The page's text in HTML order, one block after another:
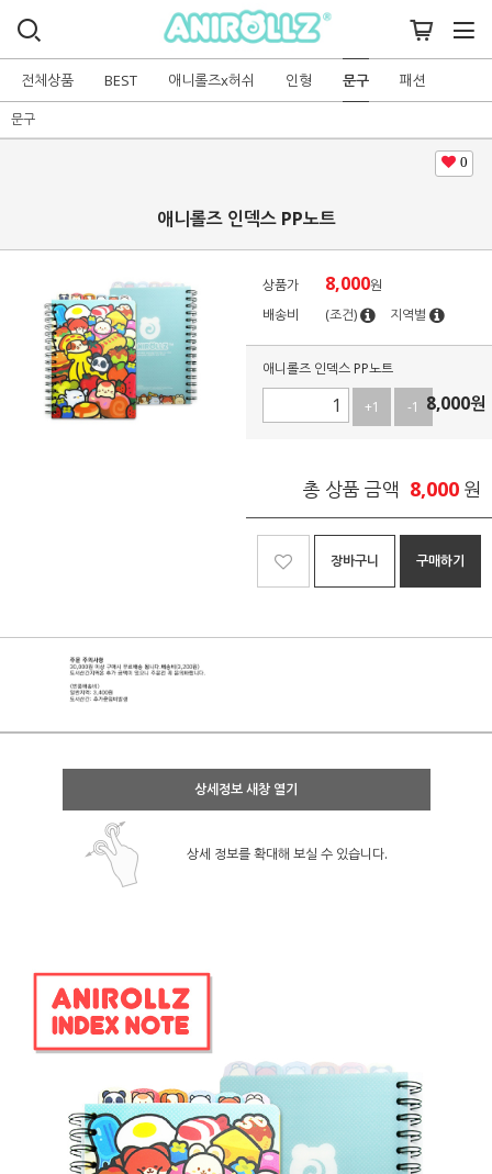
전체상품 BEST 애니롤즈x허쉬 인형 문구 패션
문구
0
애니롤즈 인덱스 PP노트
상품가 8,000원
배송비
(조건) 지역별
애니롤즈 인덱스 PP노트
+1 -1 8,000원
총 상품 금액 8,000 원
장바구니 구매하기
상세정보 새창 열기
상세 정보를 확대해 보실 수 있습니다.